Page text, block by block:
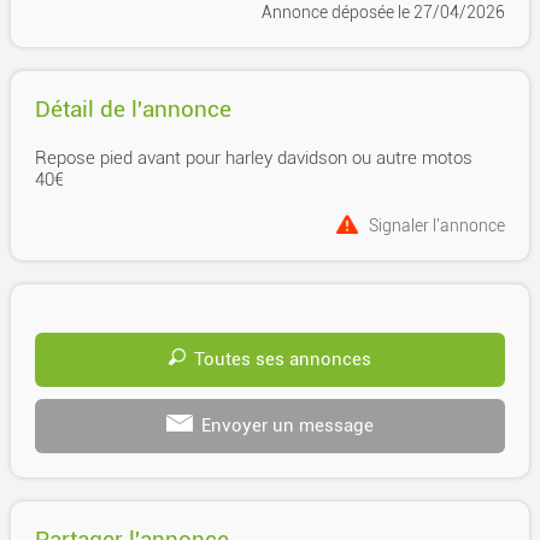
Annonce déposée le 27/04/2026
Détail de l'annonce
Repose pied avant pour harley davidson ou autre motos
40€
Signaler l'annonce
Toutes ses annonces
Envoyer un message